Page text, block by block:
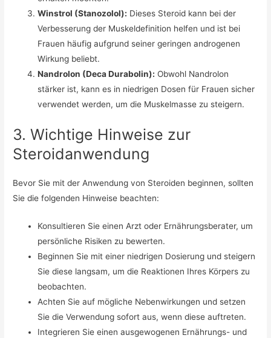
Winstrol (Stanozolol): Dieses Steroid kann bei der
Verbesserung der Muskeldefinition helfen und ist bei
Frauen häufig aufgrund seiner geringen androgenen
Wirkung beliebt.
Nandrolon (Deca Durabolin): Obwohl Nandrolon
stärker ist, kann es in niedrigen Dosen für Frauen sicher
verwendet werden, um die Muskelmasse zu steigern.
3. Wichtige Hinweise zur
Steroidanwendung
Bevor Sie mit der Anwendung von Steroiden beginnen, sollten
Sie die folgenden Hinweise beachten:
Konsultieren Sie einen Arzt oder Ernährungsberater, um
persönliche Risiken zu bewerten.
Beginnen Sie mit einer niedrigen Dosierung und steigern
Sie diese langsam, um die Reaktionen Ihres Körpers zu
beobachten.
Achten Sie auf mögliche Nebenwirkungen und setzen
Sie die Verwendung sofort aus, wenn diese auftreten.
Integrieren Sie einen ausgewogenen Ernährungs- und